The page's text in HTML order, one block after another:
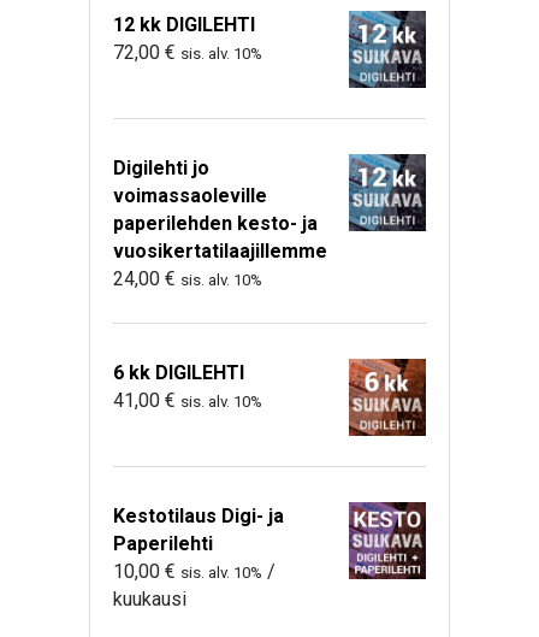
12 kk DIGILEHTI
72,00 € sis. alv. 10%
Digilehti jo
voimassaoleville
paperilehden kesto- ja
vuosikertatilaajillemme
24,00 € sis. alv. 10%
6 kk DIGILEHTI
41,00 € sis. alv. 10%
Kestotilaus Digi- ja
Paperilehti
10,00 € sis. alv. 10% /
kuukausi